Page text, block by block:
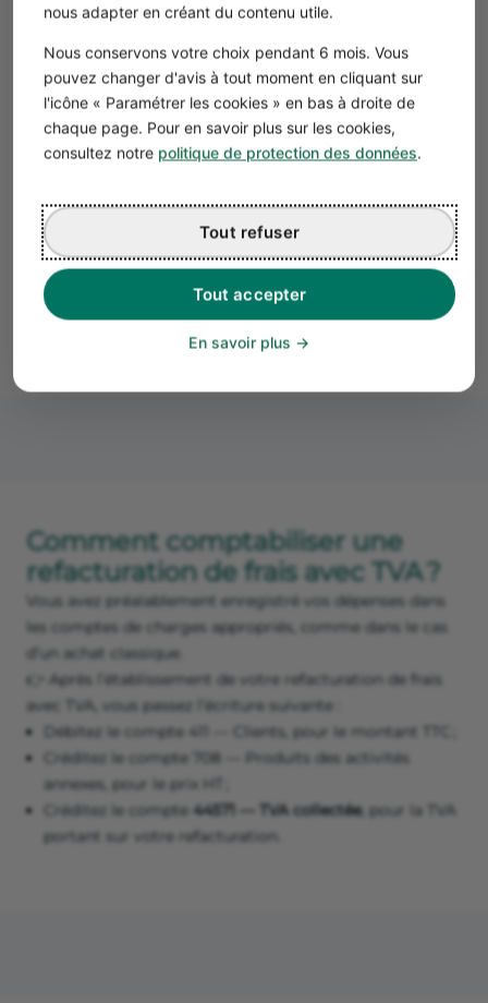
nous adapter en créant du contenu utile.
Nous conservons votre choix pendant 6 mois. Vous
pouvez changer d'avis à tout moment en cliquant sur
l'icône « Paramétrer les cookies » en bas à droite de
chaque page. Pour en savoir plus sur les cookies,
consultez notre politique de protection des données.
Tout accepter
Tout refuser
En savoir plus
Bon à savoir
La TVA dans la restauration est de 10 % pour les
repas consommés sur place.
Sur votre facture, lemontant HT des fraiss’élève donc à
imputer letaux de TVAapplicable à vos prestations de
consulting, soit 20 %.
Montant des refacturations de frais TTC =
Comment comptabiliser une
refacturation de frais avec TVA ?
Vous avez préalablement enregistré vos dépenses dans
les comptes de charges appropriés, comme dans le cas
d’un achat classique.
👉 Après l’établissement de votre refacturation de frais
avec TVA, vous passez l’écriture suivante :
Débitez le compte 411 — Clients, pour le montant TTC ;
Créditez le compte 708 — Produits des activités
annexes, pour le prix HT ;
Créditez le compte 44571 — TVA collectée, pour la TVA
portant sur votre refacturation.